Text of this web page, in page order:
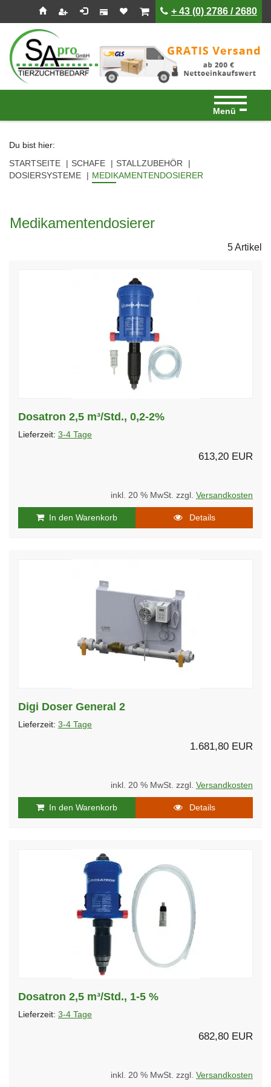
Seitenebreiche:
ist leerist leer+ 43 (0) 2786 / 2680
Menü
Du bist hier:
STARTSEITE
SCHAFE
STALLZUBEHÖR
DOSIERSYSTEME
MEDIKAMENTENDOSIERER
Medikamentendosierer
5 Artikel
Dosatron 2,5 m³/Std., 0,2-2%
Lieferzeit: 3-4 Tage
613,20 EUR
inkl. 20 % MwSt. zzgl. Versandkosten
In den Warenkorb Details
Digi Doser General 2
Lieferzeit: 3-4 Tage
1.681,80 EUR
inkl. 20 % MwSt. zzgl. Versandkosten
In den Warenkorb Details
Dosatron 2,5 m³/Std., 1-5 %
Lieferzeit: 3-4 Tage
682,80 EUR
inkl. 20 % MwSt. zzgl. Versandkosten